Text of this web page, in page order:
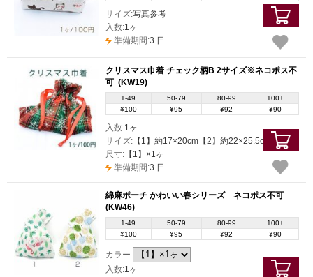
サイズ:写真参考
入数:1ヶ
準備期間:3 日
クリスマス巾着 チェック柄B 2サイズ※ネコポス不
可 (KW19)
1-49 50-79 80-99
100+
¥100
¥95 ¥92 ¥90
入数:1ヶ
サイズ:【1】約17×20cm【2】約22×25.5cm
尺寸:【1】×1ヶ
準備期間:3 日
綿麻ポーチ かわいい春シリーズ ネコポス不可
(KW46)
1-49 50-79 80-99
100+
¥100
¥95 ¥92 ¥90
カラー:
入数:1ヶ